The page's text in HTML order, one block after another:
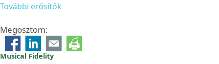
További erősítők
Megosztom:
Musical Fidelity